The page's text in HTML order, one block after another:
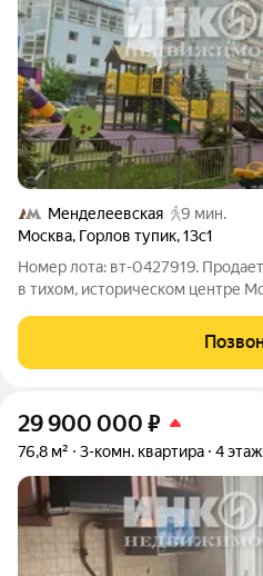
Менделеевская
9 мин.
Москва, Горлов тупик,13с1
Номер лота: вт-0427919.
в тихом, историческом центре
Менделеевская и Белорусская
доступности дет/сады,
29 900 000 ₽
76,8 м² 3-комн. квартира 4 этаж